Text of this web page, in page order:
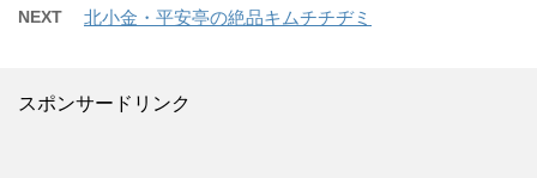
NEXT 北小金・平安亭の絶品キムチチヂミ
スポンサードリンク